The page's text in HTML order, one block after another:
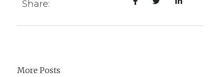
Share:
More Posts